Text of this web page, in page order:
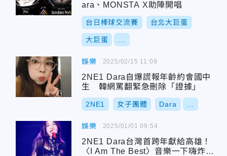
ara、MONSTA X助陣開唱
台日棒球交流賽 台北大巨蛋
大巨蛋
娛樂
2NE1 Dara自爆謊報年齡約會國中
生 韓網罵翻緊急刪除「證據」
2NE1 女子團體 Dara
2025/02/15 11:09
娛樂
2NE1 Dara台灣首跨年獻給高雄！
〈I Am The Best〉音樂一下嗨炸全
2025/01/01 09:54